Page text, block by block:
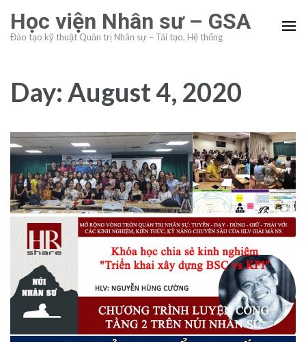
content
Enter)
Học viện Nhân sư – GSA
Đào tạo kỹ thuật Quản trị Nhân sự – Tái tạo, Hệ thống
Day: August 4, 2020